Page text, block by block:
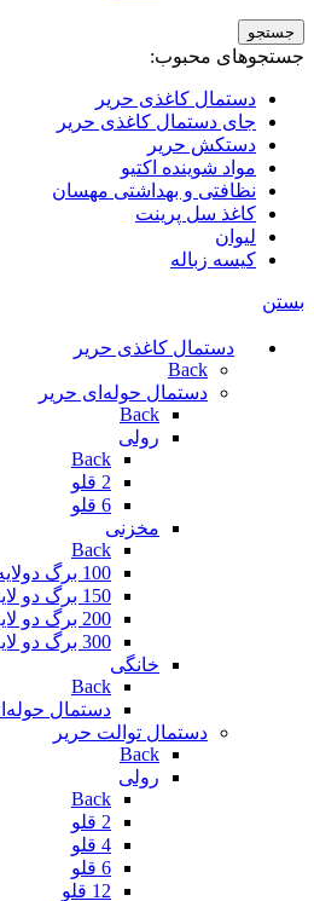
جستجو
جستجوهای محبوب:
دستمال کاغذی حریر
جای دستمال کاغذی حریر
دستکش حریر
مواد شوینده اکتیو
نظافتی و بهداشتی مهسان
کاغذ سل پرینت
لیوان
کیسه زباله
بستن
دستمال کاغذی حریر
Back
دستمال حوله‌ای حریر
Back
رولی
Back
2 قلو
6 قلو
مخزنی
Back
100 برگ دولایه(نیلیا)
150 برگ دو لایه(مانا)
200 برگ دو لایه
300 برگ دو لایه
خانگی
Back
دستمال
دستمال توالت حریر
Back
رولی
Back
2 قلو
4 قلو
6 قلو
12 قلو